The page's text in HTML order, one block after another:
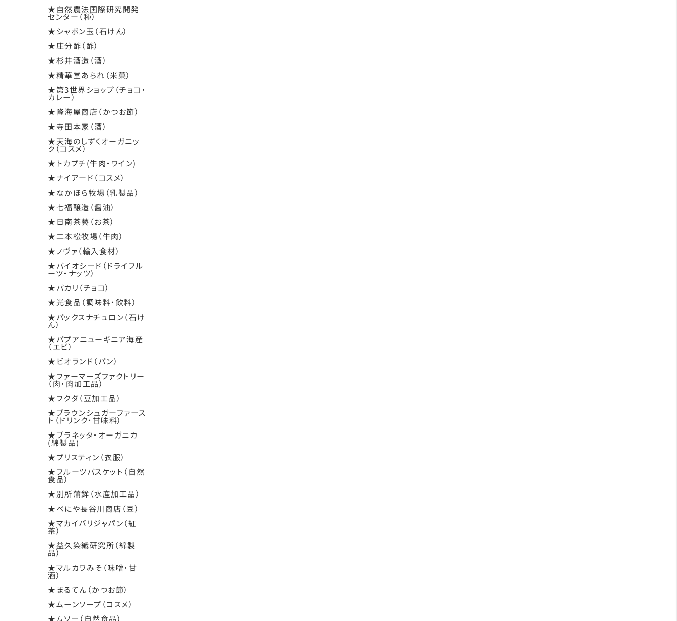
★自然農法国際研究開発
センター（種）
★シャボン玉（石けん）
★庄分酢（酢）
★杉井酒造（酒）
★精華堂あられ（米菓）
★第3世界ショップ（チョコ・
カレー）
★隆海屋商店（かつお節）
★寺田本家（酒）
★天海のしずくオーガニッ
ク（コスメ）
★トカプチ(牛肉・ワイン)
★ナイアード（コスメ）
★なかほら牧場（乳製品）
★七福醸造（醤油）
★日南茶藝（お茶）
★二本松牧場（牛肉）
★ノヴァ（輸入食材）
★バイオシード（ドライフル
ーツ・ナッツ）
★パカリ（チョコ）
★光食品（調味料・飲料）
★パックスナチュロン（石け
ん）
★パプアニューギニア海産
（エビ）
★ビオランド（パン）
★ファーマーズファクトリー
（肉・肉加工品）
★フクダ（豆加工品）
★ブラウンシュガーファース
ト（ドリンク・甘味料）
★プラネッタ・オーガニカ
(綿製品)
★プリスティン（衣服）
★フルーツバスケット（自然
食品）
★別所蒲鉾（水産加工品）
★べにや長谷川商店（豆）
★マカイバリジャパン（紅
茶）
★益久染織研究所（綿製
品）
★マルカワみそ（味噌・甘
酒）
★まるてん（かつお節）
★ムーンソープ（コスメ）
★ムソー（自然食品）